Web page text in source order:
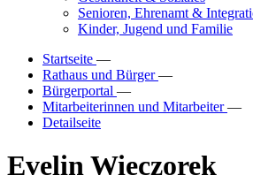
Senioren, Ehrenamt &
Kinder, Jugend und Familie
Startseite —
Rathaus und Bürger—
Bürgerportal —
Mitarbeiterinnen und Mitarbeiter—
Detailseite
Evelin Wieczorek